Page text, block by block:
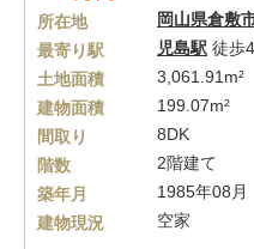
所在地 岡山県倉敷
最寄り駅
児島駅 徒歩
土地面積
3,061.91m²
建物面積
199.07m²
間取り
8DK
階数
2階建て
築年月
1985年08月
建物現況
空家